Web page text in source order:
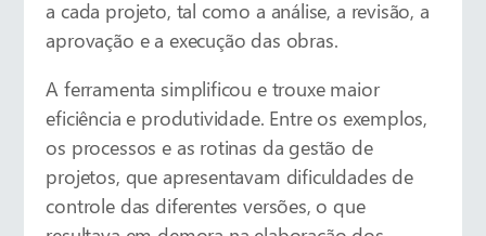
a cada projeto, tal como a análise, a revisão, a
aprovação e a execução das obras.
A ferramenta simplificou e trouxe maior
eficiência e produtividade. Entre os exemplos,
os processos e as rotinas da gestão de
projetos, que apresentavam dificuldades de
controle das diferentes versões, o que